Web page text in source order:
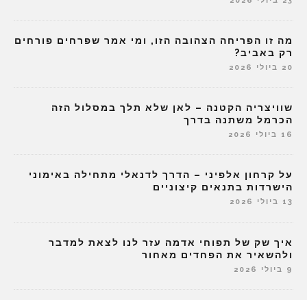
מה זו הפריחה הצהובה הזו, ומי אמר שפרחים פורחים
רק באביב?
20 ביולי 2026
שוויצריה הקטנה – לאן שלא תלך במסלול הזה
הכרמל משתנה בדרך
16 ביולי 2026
על קרחון אלפיני – הדרך לדנאלי מתחילה באימוני
הישרדות בתנאים קיצוניים
13 ביולי 2026
איך שק של תפוחי אדמה עזר לנו לצאת למדבר
ולהשאיר את הפחדים מאחור
9 ביולי 2026